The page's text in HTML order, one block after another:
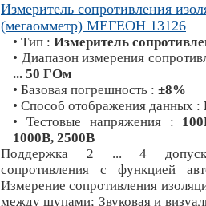
Измеритель сопротивления
(мегаомметр) МЕГЕОН 13126
• Тип : Измеритель
• Диапазон измерения
... 50 ГОм
• Базовая погрешность : ±8%
• Способ отображения данных :
• Тестовые напряжения :
1000В, 2500В
Поддержка 2 ... 4
сопротивления с функцией
Измерение сопротивления
между щупами; Звуковая и